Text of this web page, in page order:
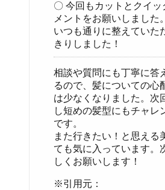
〇 今回もカットとクイッ
メントをお願いしました。
いつも通りに整えていた
きりしました！
相談や質問にも丁寧に答
るので、髪についての心
は少なくなりました。次
し短めの髪型にもチャレ
です。
また行きたい！と思える
ても気に入っています。
しくお願いします！
※引用元：